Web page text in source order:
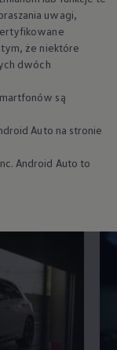
cechy (3)
uwagi,
że niektóre
dwóch
są
Auto na stronie
Android Auto to